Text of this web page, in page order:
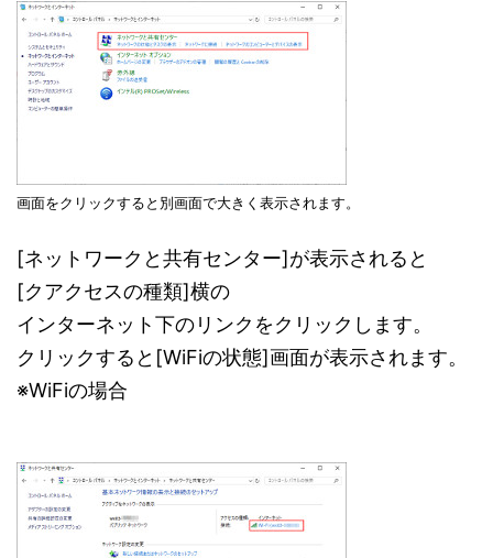
画面をクリックすると別画面で大きく表示されます。
[ネットワークと共有センター]が表示されると
[クアクセスの種類]横の
インターネット下のリンクをクリックします。
クリックすると[WiFiの状態]画面が表示されます。
※WiFiの場合